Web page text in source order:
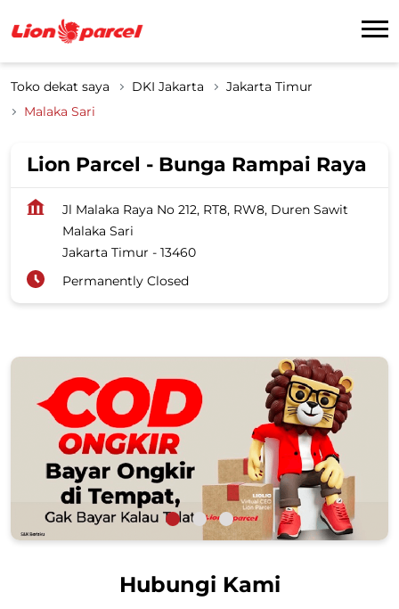
Toko dekat saya DKI Jakarta
Jakarta Timur
Malaka Sari
Lion Parcel - Bunga Rampai Raya
Jl Malaka Raya No 212, RT8, RW8, Duren Sawit
Malaka Sari
Jakarta Timur - 13460
Permanently Closed
Hubungi Kami